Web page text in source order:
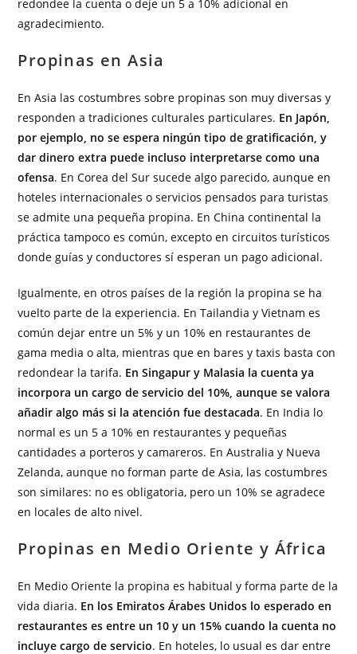
redondee la cuenta o deje un 5 a 10% adicional en
agradecimiento.
Propinas en Asia
En Asia las costumbres sobre propinas son muy diversas y
responden a tradiciones culturales particulares. En Japón,
por ejemplo, no se espera ningún tipo de gratificación, y
dar dinero extra puede incluso interpretarse como una
ofensa. En Corea del Sur sucede algo parecido, aunque en
hoteles internacionales o servicios pensados para turistas
se admite una pequeña propina. En China continental la
práctica tampoco es común, excepto en circuitos turísticos
donde guías y conductores sí esperan un pago adicional.
Igualmente, en otros países de la región la propina se ha
vuelto parte de la experiencia. En Tailandia y Vietnam es
común dejar entre un 5% y un 10% en restaurantes de
gama media o alta, mientras que en bares y taxis basta con
redondear la tarifa. En Singapur y Malasia la cuenta ya
incorpora un cargo de servicio del 10%, aunque se valora
añadir algo más si la atención fue destacada. En India lo
normal es un 5 a 10% en restaurantes y pequeñas
cantidades a porteros y camareros. En Australia y Nueva
Zelanda, aunque no forman parte de Asia, las costumbres
son similares: no es obligatoria, pero un 10% se agradece
en locales de alto nivel.
Propinas en Medio Oriente y África
En Medio Oriente la propina es habitual y forma parte de la
vida diaria. En los Emiratos Árabes Unidos lo esperado en
restaurantes es entre un 10 y un 15% cuando la cuenta no
incluye cargo de servicio. En hoteles, lo usual es dar entre